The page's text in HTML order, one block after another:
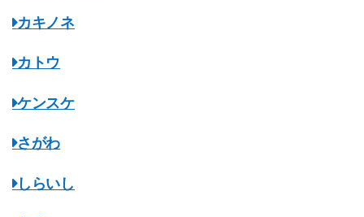
カキノネ
カトウ
ケンスケ
さがわ
しらいし